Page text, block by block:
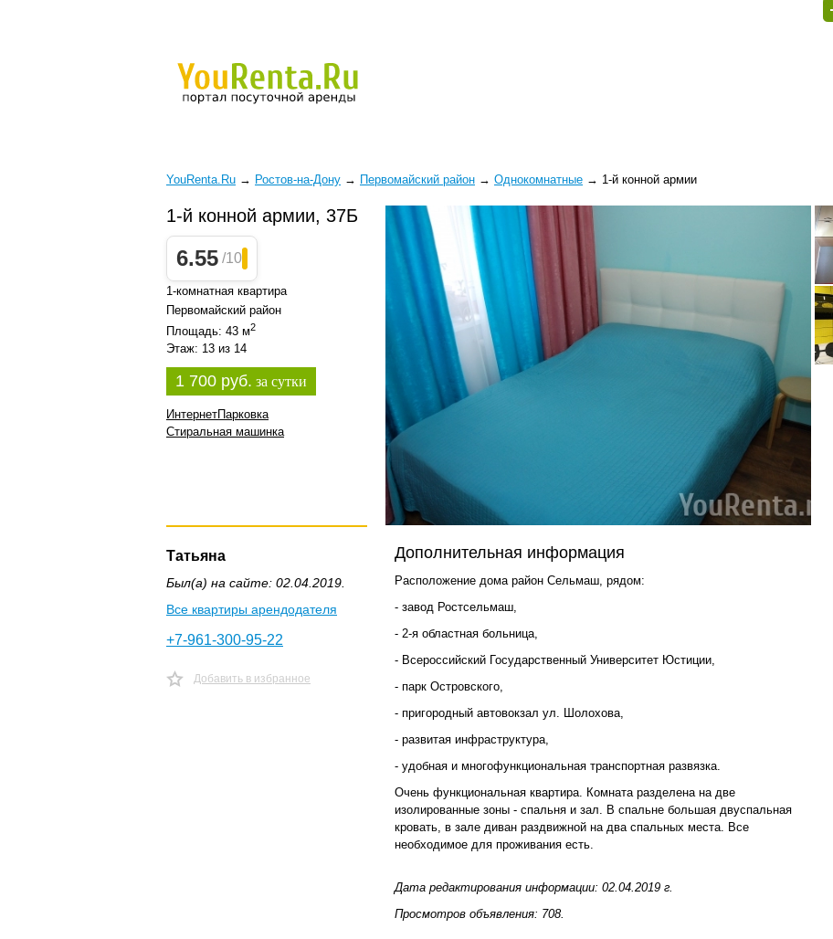
YouRenta.Ru → Ростов-на-Дону → Первомайский район → Однокомнатные → 1-й конной армии
1-й конной армии, 37Б
6.55 /10
1-комнатная квартира
Первомайский район
Площадь: 43 м2
Этаж: 13 из 14
1 700 руб. за сутки
ИнтернетПарковка
Стиральная машинка
Татьяна
Был(а) на сайте: 02.04.2019.
Все квартиры арендодателя
+7-961-300-95-22
Добавить в избранное
Дополнительная информация
Расположение дома район Сельмаш, рядом:
- завод Ростсельмаш,
- 2-я областная больница,
- Всероссийский Государственный Университет Юстиции,
- парк Островского,
- пригородный автовокзал ул. Шолохова,
- развитая инфраструктура,
- удобная и многофункциональная транспортная развязка.
Очень функциональная квартира. Комната разделена на две
изолированные зоны - спальня и зал. В спальне большая двуспальная
кровать, в зале диван раздвижной на два спальных места. Все
необходимое для проживания есть.
Дата редактирования информации: 02.04.2019 г.
Просмотров объявления: 708.